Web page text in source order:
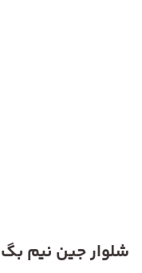
شلوار جین نیم بگ